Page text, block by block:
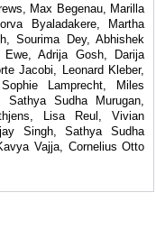
Max Begenau, Marilla
Byaladakere, Martha
Sourima Dey, Abhishek
Adrija Gosh, Darija
Jacobi, Leonard Kleber,
Lamprecht, Miles
Sudha Murugan,
Lisa Reul, Vivian
Singh, Sathya Sudha
Vajja, Cornelius Otto